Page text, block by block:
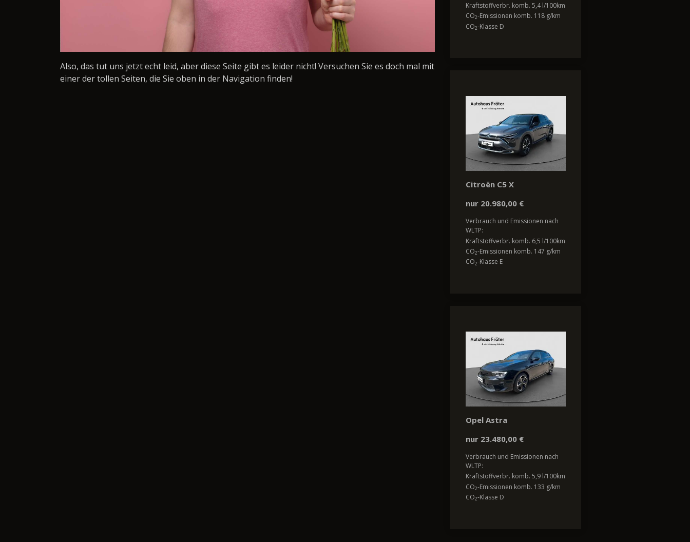
Also, das tut uns jetzt echt leid, aber diese Seite gibt es leider nicht! Versuchen Sie es doch mal mit
einer der tollen Seiten, die Sie oben in der Navigation finden!
Kraftstoffverbr. komb. 5,4 l/100km
CO2-Emissionen komb. 118 g/km
CO2-Klasse D
Citroën C5 X
nur 20.980,00 €
Verbrauch und Emissionen nach
WLTP:
Kraftstoffverbr. komb. 6,5 l/100km
CO2-Emissionen komb. 147 g/km
CO2-Klasse E
Opel Astra
nur 23.480,00 €
Verbrauch und Emissionen nach
WLTP:
Kraftstoffverbr. komb. 5,9 l/100km
CO2-Emissionen komb. 133 g/km
CO2-Klasse D